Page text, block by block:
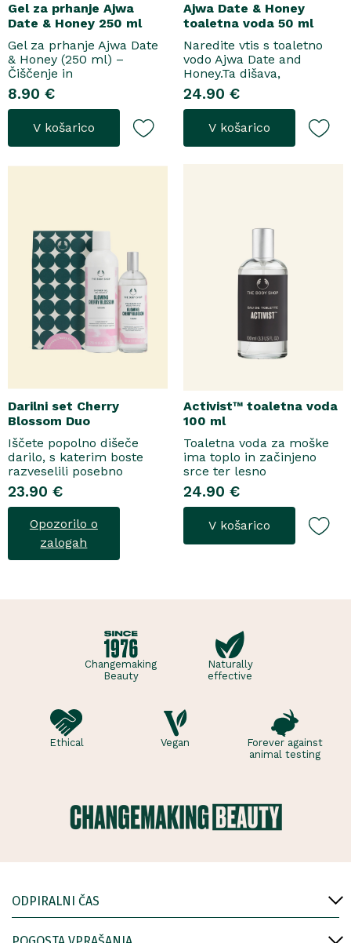
Gel za prhanje Ajwa
Date & Honey 250 ml
Gel za prhanje Ajwa Date
& Honey (250 ml) –
Čiščenje in
pomladitevSpremenite
svoje vsakodnevno
prhanje v razkošen
orientalski ritual z gelom
za prhanje Ajwa Date &
8.90 €
V košarico
Ajwa Date & Honey
toaletna voda 50 ml
Naredite vtis s toaletno
vodo Ajwa Date and
Honey.Ta dišava,
zasnovana tako za
razkošne priložnosti kot
za vsakodnevno nošenje,
se odpre z notami suhega
grozdja, labana in frezije,
24.90 €
V košarico
Darilni set Cherry
Blossom Duo
Iščete popolno dišeče
darilo, s katerim boste
razveselili posebno
osebo? Spoznajte naš
darilni set Cherry Blossom
Duo, popolno harmonijo
nežne nege in razkošnega
vonja, ki poskrbi za dobro
počutje vsak dan. Ta
23.90 €
Opozorilo o
zalogah
Activist™ toaletna voda
100 ml
Toaletna voda za moške
ima toplo in začinjeno
srce ter lesno
osnovo.Topel, začinjen
vonjToaletna voda..
24.90 €
V košarico
Changemaking
Beauty
Naturally
effective
Ethical Vegan
Forever against
animal testing
ODPIRALNI ČAS